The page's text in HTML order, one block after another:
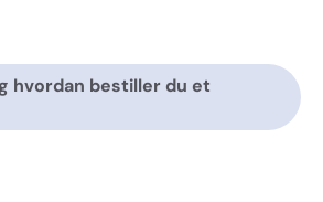
hvordan bestiller du et